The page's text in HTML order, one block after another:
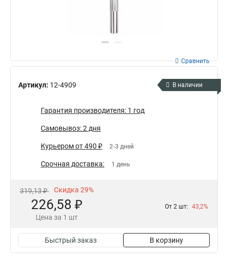
Артикул: 12-4909
Сравнить
В наличии
Гарантия производителя: 1 год
Самовывоз: 2 дня
Курьером от 490 ₽ 2-3 дней
Срочная доставка: 1 день
319,13 ₽ Скидка 29%
226,58 ₽
Цена за 1 шт
От 2 шт: 43,2%
Быстрый заказ В корзину